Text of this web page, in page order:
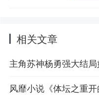
相关文章